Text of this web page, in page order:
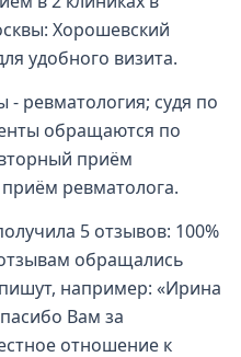
Хорошевский
удобного визита.
ревматология; судя по
обращаются по
приём
ревматолога.
5 отзывов: 100%
обращались
например: «Ирина
Вам за
отношение к